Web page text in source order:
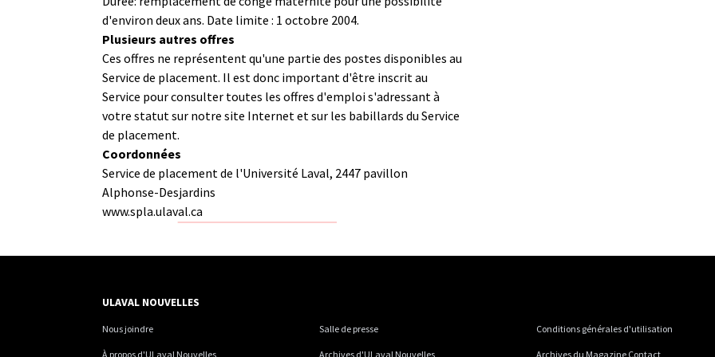
d'environ deux ans. Date limite : 1 octobre 2004.
Plusieurs autres offres
Ces offres ne représentent qu'une partie des postes disponibles au
Service de placement. Il est donc important d'être inscrit au
Service pour consulter toutes les offres d'emploi s'adressant à
votre statut sur notre site Internet et sur les babillards du Service
de placement.
Coordonnées
Service de placement de l'Université Laval, 2447 pavillon
Alphonse-Desjardins
www.spla.ulaval.ca
ULAVAL NOUVELLES
Nous joindre Salle de presse Conditions générales d'utilisation
À propos d'ULaval Nouvelles Archives d'ULaval Nouvelles Archives du Magazine Contact